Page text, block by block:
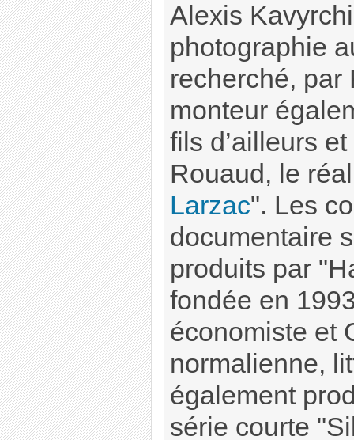
Alexis
photographie
recherché, par
monteur
fils d’ailleurs
Rouaud, le
Larzac". Les
documentaire
produits par
fondée en
économiste et
normalienne,
également
série courte